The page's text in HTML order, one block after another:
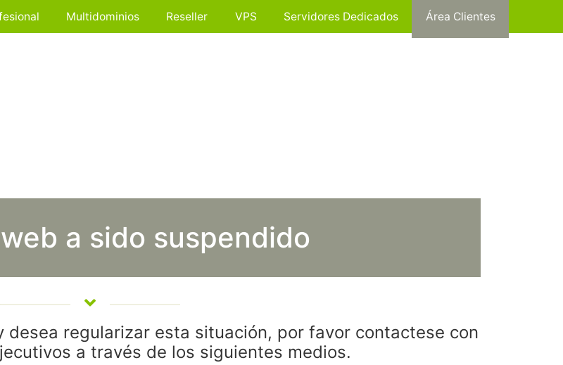
Multidominios Reseller VPS Servidores Dedicados Área Clientes
a sido suspendido
regularizar esta situación, por favor contactese con
a través de los siguientes medios.